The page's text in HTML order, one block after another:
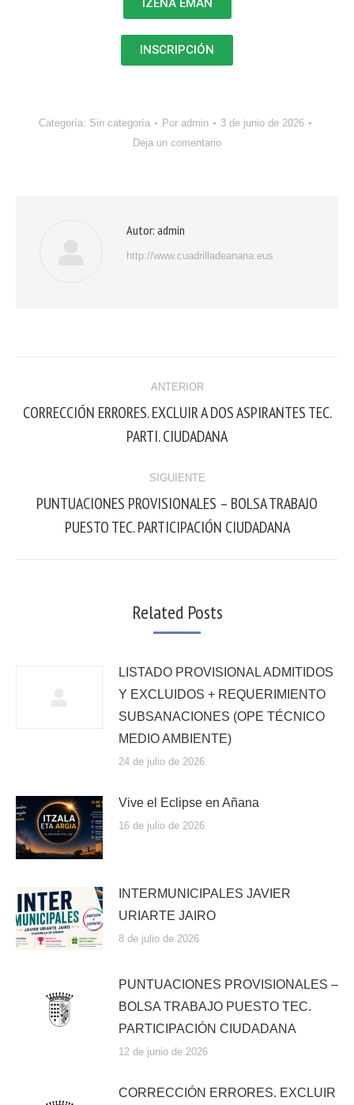
IZENA EMAN
INSCRIPCIÓN
Categoría: Sin categoría Por admin
3 de junio de 2026
Deja un comentario
Autor: admin
http://www.cuadrilladeanana.eus
ANTERIOR
CORRECCIÓN ERRORES. EXCLUIR A DOS ASPIRANTES TEC.
PARTI. CIUDADANA
SIGUIENTE
PUNTUACIONES PROVISIONALES – BOLSA TRABAJO
PUESTO TEC. PARTICIPACIÓN CIUDADANA
Related Posts
LISTADO PROVISIONAL ADMITIDOS
Y EXCLUIDOS + REQUERIMIENTO
SUBSANACIONES (OPE TÉCNICO
MEDIO AMBIENTE)
24 de julio de 2026
Vive el Eclipse en Añana
16 de julio de 2026
INTERMUNICIPALES JAVIER
URIARTE JAIRO
8 de julio de 2026
PUNTUACIONES PROVISIONALES –
BOLSA TRABAJO PUESTO TEC.
PARTICIPACIÓN CIUDADANA
12 de junio de 2026
CORRECCIÓN ERRORES. EXCLUIR